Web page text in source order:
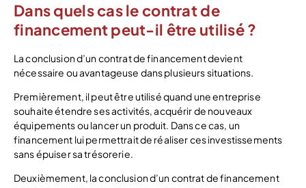
Dans quels cas le contrat de
financement peut-il être utilisé ?
La conclusion d’un contrat de financement devient
nécessaire ou avantageuse dans plusieurs situations.
Premièrement, il peut être utilisé quand une entreprise
souhaite étendre ses activités, acquérir de nouveaux
équipements ou lancer un produit. Dans ce cas, un
financement lui permettrait de réaliser ces investissements
sans épuiser sa trésorerie.
Deuxièmement, la conclusion d’un contrat de financement